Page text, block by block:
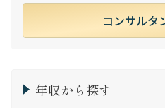
コンサルタ
年収から探す